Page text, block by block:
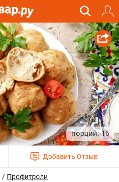
16
/ Профитроли